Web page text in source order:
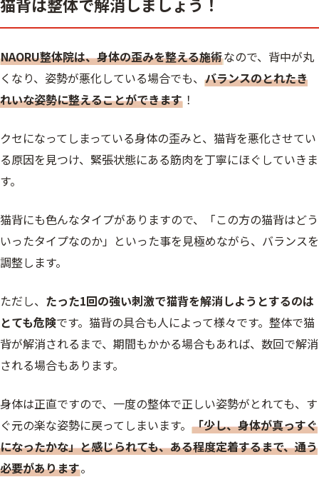
猫背は整体で解消しましょう！
NAORU整体院は、身体の歪みを整える施術なので、背中が丸
くなり、姿勢が悪化している場合でも、 バランスのとれたき
れいな姿勢に整えることができます ！
クセになってしまっている身体の歪みと、猫背を悪化させてい
る原因を見つけ、緊張状態にある筋肉を丁寧にほぐしていきま
す。
猫背にも色んなタイプがありますので、「この方の猫背はどう
いったタイプなのか」といった事を見極めながら、バランスを
調整します。
ただし、 たった1回の強い刺激で猫背を解消しようとするのは
とても危険です。猫背の具合も人によって様々です。整体で猫
背が解消されるまで、期間もかかる場合もあれば、数回で解消
される場合もあります。
身体は正直ですので、一度の整体で正しい姿勢がとれても、す
ぐ元の楽な姿勢に戻ってしまいます。 「少し、身体が真っすぐ
になったかな」と感じられても、ある程度定着するまで、通う
必要があります。